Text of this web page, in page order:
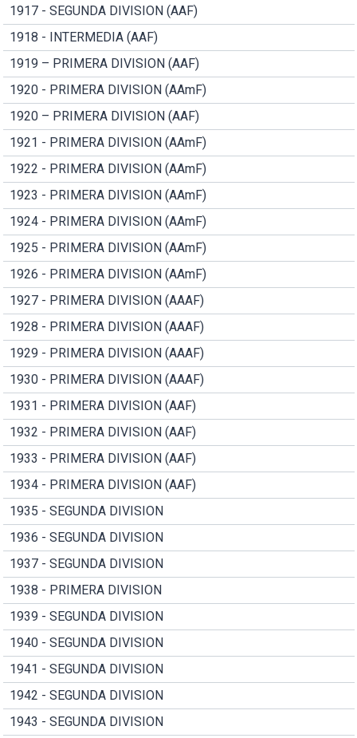
1917 - SEGUNDA DIVISION (AAF)
1918 - INTERMEDIA (AAF)
1919 – PRIMERA DIVISION (AAF)
1920 - PRIMERA DIVISION (AAmF)
1920 – PRIMERA DIVISION (AAF)
1921 - PRIMERA DIVISION (AAmF)
1922 - PRIMERA DIVISION (AAmF)
1923 - PRIMERA DIVISION (AAmF)
1924 - PRIMERA DIVISION (AAmF)
1925 - PRIMERA DIVISION (AAmF)
1926 - PRIMERA DIVISION (AAmF)
1927 - PRIMERA DIVISION (AAAF)
1928 - PRIMERA DIVISION (AAAF)
1929 - PRIMERA DIVISION (AAAF)
1930 - PRIMERA DIVISION (AAAF)
1931 - PRIMERA DIVISION (AAF)
1932 - PRIMERA DIVISION (AAF)
1933 - PRIMERA DIVISION (AAF)
1934 - PRIMERA DIVISION (AAF)
1935 - SEGUNDA DIVISION
1936 - SEGUNDA DIVISION
1937 - SEGUNDA DIVISION
1938 - PRIMERA DIVISION
1939 - SEGUNDA DIVISION
1940 - SEGUNDA DIVISION
1941 - SEGUNDA DIVISION
1942 - SEGUNDA DIVISION
1943 - SEGUNDA DIVISION